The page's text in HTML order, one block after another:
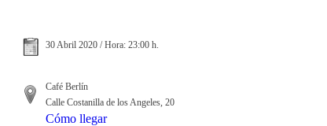
30 Abril 2020 / Hora: 23:00 h.
Café Berlín
Calle Costanilla de los Angeles, 20
Cómo llegar